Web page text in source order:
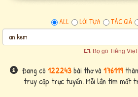
ALL LỜI TỰA TÁC GIẢ
Bộ gõ Tiếng Việt
Đang có 122243bài thơ và 176119
truy cập trực tuyến. Mỗi lần tìm mất